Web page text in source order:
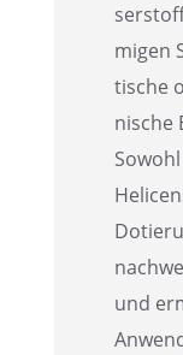
mi­gen
ti­sche
ni­sche
und